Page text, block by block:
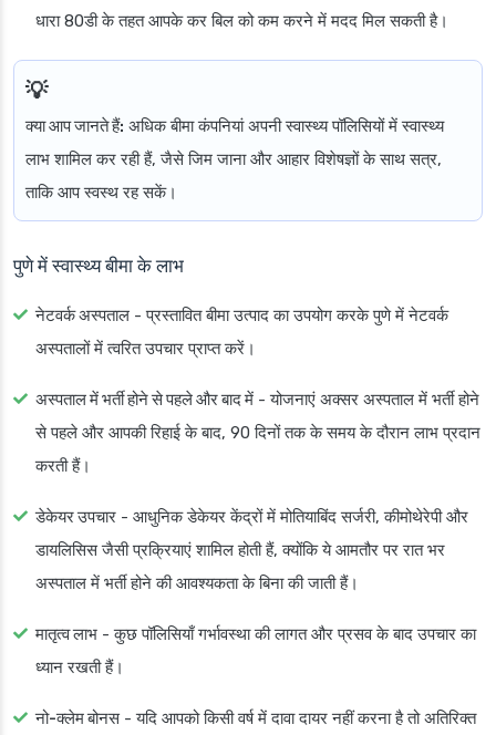
धारा 80डी के तहत आपके कर बिल को कम करने में मदद मिल सकती है।
क्या आप जानते हैं: अधिक बीमा कंपनियां अपनी स्वास्थ्य पॉलिसियों में स्वास्थ्य
लाभ शामिल कर रही हैं, जैसे जिम जाना और आहार विशेषज्ञों के साथ सत्र,
ताकि आप स्वस्थ रह सकें।
पुणे में स्वास्थ्य बीमा के लाभ
नेटवर्क अस्पताल - प्रस्तावित बीमा उत्पाद का उपयोग करके पुणे में नेटवर्क
अस्पतालों में त्वरित उपचार प्राप्त करें।
अस्पताल में भर्ती होने से पहले और बाद में - योजनाएं अक्सर अस्पताल में भर्ती होने
से पहले और आपकी रिहाई के बाद, 90 दिनों तक के समय के दौरान लाभ प्रदान
करती हैं।
डेकेयर उपचार - आधुनिक डेकेयर केंद्रों में मोतियाबिंद सर्जरी, कीमोथेरेपी और
डायलिसिस जैसी प्रक्रियाएं शामिल होती हैं, क्योंकि ये आमतौर पर रात भर
अस्पताल में भर्ती होने की आवश्यकता के बिना की जाती हैं।
मातृत्व लाभ - कुछ पॉलिसियाँ गर्भावस्था की लागत और प्रसव के बाद उपचार का
ध्यान रखती हैं।
नो-क्लेम बोनस- यदि आपको किसी वर्ष में दावा दायर नहीं करना है तो अतिरिक्त